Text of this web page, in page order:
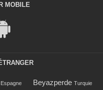
MOBILE
Espagne Beyazperde Turquie